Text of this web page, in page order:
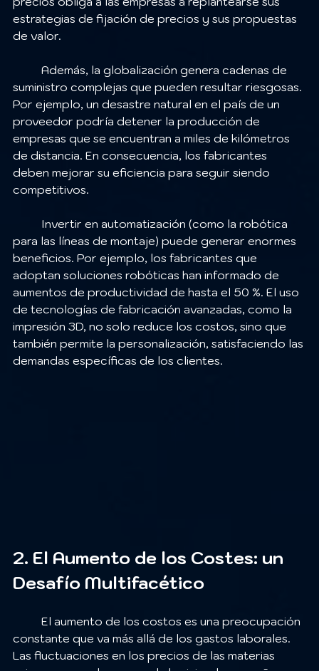
estrategias de fijación de precios y sus propuestas
de valor.
suministro complejas que pueden resultar riesgosas.
Por ejemplo, un desastre natural en el país de un
proveedor podría detener la producción de
empresas que se encuentran a miles de kilómetros
de distancia. En consecuencia, los fabricantes
deben mejorar su eficiencia para seguir siendo
competitivos.
para las líneas de montaje) puede generar enormes
beneficios. Por ejemplo, los fabricantes que
adoptan soluciones robóticas han informado de
aumentos de productividad de hasta el 50 %. El uso
de tecnologías de fabricación avanzadas, como la
impresión 3D, no solo reduce los costos, sino que
también permite la personalización, satisfaciendo las
demandas específicas de los clientes.
2. El Aumento de los Costes: un
Desafío Multifacético
constante que va más allá de los gastos laborales.
Las fluctuaciones en los precios de las materias